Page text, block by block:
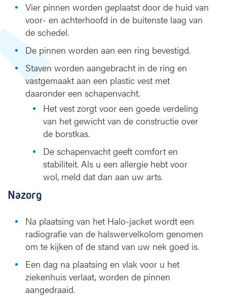
Vier pinnen worden geplaatst door de huid van
voor- en achterhoofd in de buitenste laag van
de schedel.
De pinnen worden aan een ring bevestigd.
Staven worden aangebracht in de ring en
vastgemaakt aan een plastic vest met
daaronder een schapenvacht.
Het vest zorgt voor een goede verdeling
van het gewicht van de constructie over
de borstkas.
De schapenvacht geeft comfort en
stabiliteit. Als u een allergie hebt voor
wol, meld dat dan aan uw arts.
Nazorg
Na plaatsing van het Halo-jacket wordt een
radiografie van de halswervelkolom genomen
om te kijken of de stand van uw nek goed is.
Een dag na plaatsing en vlak voor u het
ziekenhuis verlaat, worden de pinnen
aangedraaid.